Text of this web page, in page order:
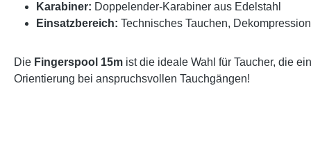
Karabiner: Doppelender-Karabiner aus Edelstahl
Einsatzbereich: Technisches Tauchen,
Die Fingerspool 15m ist die ideale Wahl für Taucher, die
Orientierung bei anspruchsvollen Tauchgängen!